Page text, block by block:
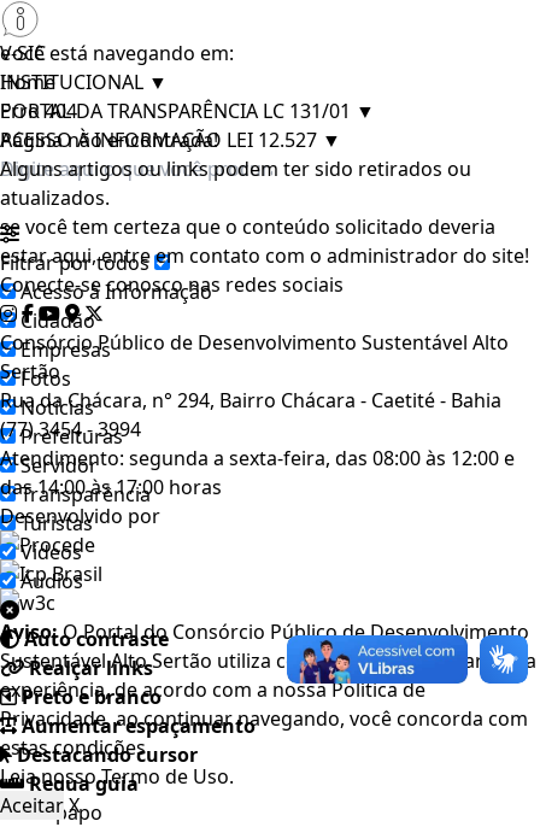
e-SIC
INSTITUCIONAL ▼
PORTAL DA TRANSPARÊNCIA LC 131/01 ▼
ACESSO À INFORMAÇÃO LEI 12.527 ▼
Filtrar por todos
Acesso à Informação
Cidadão
Empresas
Fotos
Notícias
Prefeituras
Servidor
Transparência
Turistas
Videos
Áudios
Auto contraste
Realçar links
Preto e branco
Aumentar espaçamento
Destacando cursor
Regua guia
Você está navegando em:
Home
Erro 404
Página não encontrada!
Alguns artigos ou links podem ter sido retirados ou
atualizados.
se você tem certeza que o conteúdo solicitado deveria
estar aqui, entre em contato com o administrador do site!
Conecte-se conosco nas redes sociais
Consórcio Público de Desenvolvimento Sustentável Alto
Sertão
Rua da Chácara, n° 294, Bairro Chácara - Caetité - Bahia
(77) 3454 - 3994
Atendimento: segunda a sexta-feira, das 08:00 às 12:00 e
das 14:00 às 17:00 horas
Desenvolvido por
Aviso:O Portal do Consórcio Público de Desenvolvimento
Sustentável Alto Sertão utiliza cookies para melhorar a sua
experiência, de acordo com a nossa Política de
Privacidade, ao continuar navegando, você concorda com
estas condições
Leia nossoTermo de Uso.
AceitarX